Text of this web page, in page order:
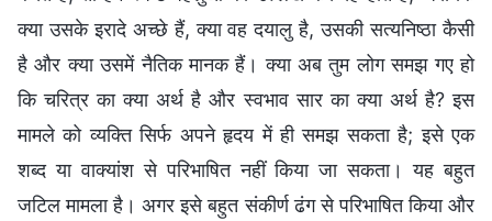
क्या उसके इरादे अच्छे हैं, क्या वह दयालु है, उसकी सत्यनिष्ठा कैसी
है और क्या उसमें नैतिक मानक हैं। क्या अब तुम लोग समझ गए हो
कि चरित्र का क्या अर्थ है और स्वभाव सार का क्या अर्थ है? इस
मामले को व्यक्ति सिर्फ अपने हृदय में ही समझ सकता है; इसे एक
शब्द या वाक्यांश से परिभाषित नहीं किया जा सकता। यह बहुत
जटिल मामला है। अगर इसे बहुत संकीर्ण ढंग से परिभाषित किया और